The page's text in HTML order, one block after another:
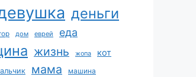
деньги
дом еврей еда
жизнь жопа кот
мама машина